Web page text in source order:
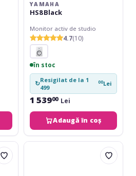
YAMAHA
HS8 Black
Monitor activ de studio
4.7(10)
în stoc
↻Resigilat de la 1
499
00Lei
1 53900 Lei
Adaugă în coș
KRK